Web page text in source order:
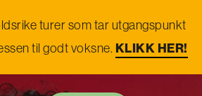
turer som tar utgangspunkt
til godt voksne. KLIKK HER!